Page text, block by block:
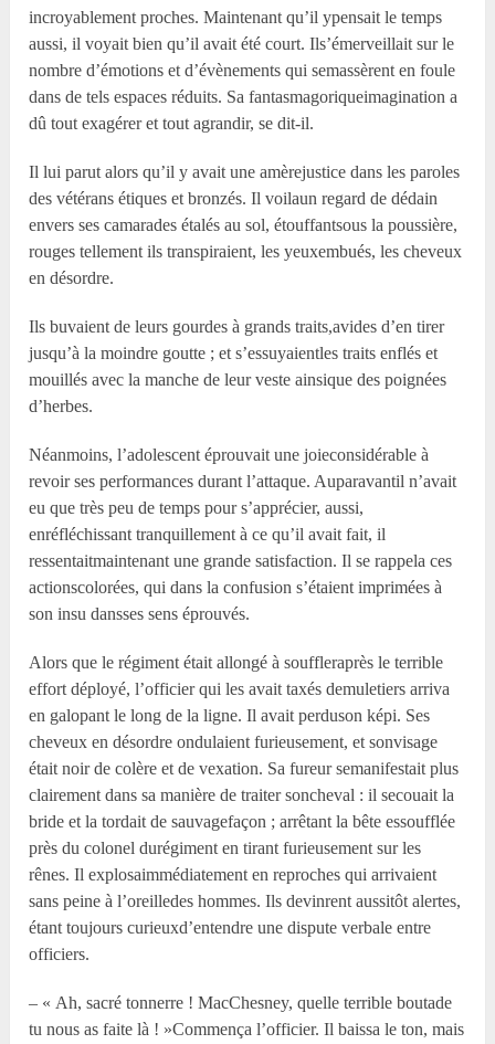
incroyablement proches. Maintenant qu’il ypensait le temps
aussi, il voyait bien qu’il avait été court. Ils’émerveillait sur le
nombre d’émotions et d’évènements qui semassèrent en foule
dans de tels espaces réduits. Sa fantasmagoriqueimagination a
dû tout exagérer et tout agrandir, se dit-il.
Il lui parut alors qu’il y avait une amèrejustice dans les paroles
des vétérans étiques et bronzés. Il voilaun regard de dédain
envers ses camarades étalés au sol, étouffantsous la poussière,
rouges tellement ils transpiraient, les yeuxembués, les cheveux
en désordre.
Ils buvaient de leurs gourdes à grands traits,avides d’en tirer
jusqu’à la moindre goutte ; et s’essuyaientles traits enflés et
mouillés avec la manche de leur veste ainsique des poignées
d’herbes.
Néanmoins, l’adolescent éprouvait une joieconsidérable à
revoir ses performances durant l’attaque. Auparavantil n’avait
eu que très peu de temps pour s’apprécier, aussi,
enréfléchissant tranquillement à ce qu’il avait fait, il
ressentaitmaintenant une grande satisfaction. Il se rappela ces
actionscolorées, qui dans la confusion s’étaient imprimées à
son insu dansses sens éprouvés.
Alors que le régiment était allongé à souffleraprès le terrible
effort déployé, l’officier qui les avait taxés demuletiers arriva
en galopant le long de la ligne. Il avait perduson képi. Ses
cheveux en désordre ondulaient furieusement, et sonvisage
était noir de colère et de vexation. Sa fureur semanifestait plus
clairement dans sa manière de traiter soncheval : il secouait la
bride et la tordait de sauvagefaçon ; arrêtant la bête essoufflée
près du colonel durégiment en tirant furieusement sur les
rênes. Il explosaimmédiatement en reproches qui arrivaient
sans peine à l’oreilledes hommes. Ils devinrent aussitôt alertes,
étant toujours curieuxd’entendre une dispute verbale entre
officiers.
– « Ah, sacré tonnerre ! MacChesney, quelle terrible boutade
tu nous as faite là ! »Commença l’officier. Il baissa le ton, mais